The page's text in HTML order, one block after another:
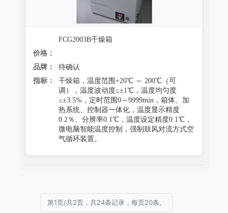
FCG2003B干燥箱
价格：
品牌：
待确认
指标：
干燥箱，温度范围+20℃ ～ 200℃（可
调），温度波动度≤±1℃，温度均匀度
≤±3.5%，定时范围0～9999min，箱体、加
热系统、控制器一体化，温度显示精度
0.2％、分辨率0.1℃，温度设定精度0.1℃，
微电脑智能温度控制，强制鼓风对流方式空
气循环装置。
第1页/共2页，共24条记录，每页20条。